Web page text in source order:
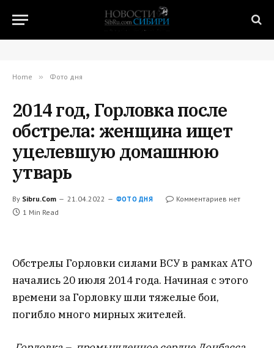
Home » Фото дня
2014 год, Горловка после
обстрела: женщина ищет
уцелевшую домашнюю
утварь
By Sibru.Com 21.04.2022 ФОТО ДНЯ
Комментариев нет
1 Min Read
Обстрелы Горловки силами ВСУ в рамках АТО
начались 20 июля 2014 года. Начиная с этого
времени за Горловку шли тяжелые бои,
погибло много мирных жителей.